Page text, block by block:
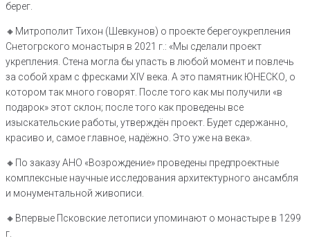
берег.
🔸️Митрополит Тихон (Шевкунов) о проекте берегоукрепления
Снетогрского монастыря в 2021 г.: «Мы сделали проект
укрепления. Стена могла бы упасть в любой момент и повлечь
за собой храм с фресками XIV века. А это памятник ЮНЕСКО, о
котором так много говорят. После того как мы получили «в
подарок» этот склон; после того как проведены все
изыскательские работы, утверждён проект. Будет сдержанно,
красиво и, самое главное, надёжно. Это уже на века».
🔸️По заказу АНО «Возрождение» проведены предпроектные
комплексные научные исследования архитектурного ансамбля
и монументальной живописи.
🔸️Впервые Псковские летописи упоминают о монастыре в 1299
г.